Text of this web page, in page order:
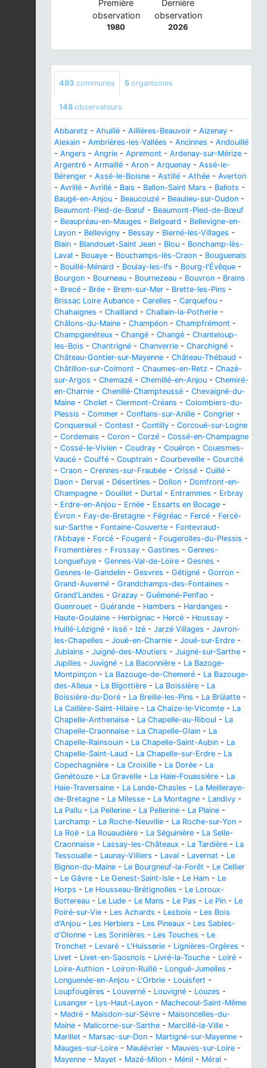
Première
observation
1980
Dernière
observation
2026
493 communes 5 organismes
148 observateurs
Abbaretz - Ahuillé - Aillières-Beauvoir - Aizenay -
Alexain - Ambrières-les-Vallées - Ancinnes - Andouillé
- Angers - Angrie - Apremont - Ardenay-sur-Mérize -
Argentré - Armaillé - Aron - Arquenay - Assé-le-
Bérenger - Assé-le-Boisne - Astillé - Athée - Averton
- Avrillé - Avrillé - Bais - Ballon-Saint Mars - Ballots -
Baugé-en-Anjou - Beaucouzé - Beaulieu-sur-Oudon -
Beaumont-Pied-de-Bœuf - Beaumont-Pied-de-Bœuf
- Beaupréau-en-Mauges - Belgeard - Bellevigne-en-
Layon - Bellevigny - Bessay - Bierné-les-Villages -
Blain - Blandouet-Saint Jean - Blou - Bonchamp-lès-
Laval - Bouaye - Bouchamps-lès-Craon - Bouguenais
- Bouillé-Ménard - Boulay-les-Ifs - Bourg-l'Évêque -
Bourgon - Bourneau - Bournezeau - Bouvron - Brains
- Brecé - Brée - Brem-sur-Mer - Brette-les-Pins -
Brissac Loire Aubance - Carelles - Carquefou -
Chahaignes - Chailland - Challain-la-Potherie -
Châlons-du-Maine - Champéon - Champfrémont -
Champgenéteux - Changé - Changé - Chanteloup-
les-Bois - Chantrigné - Chanverrie - Charchigné -
Château-Gontier-sur-Mayenne - Château-Thébaud -
Châtillon-sur-Colmont - Chaumes-en-Retz - Chazé-
sur-Argos - Chemazé - Chemillé-en-Anjou - Chemiré-
en-Charnie - Chenillé-Champteussé - Chevaigné-du-
Maine - Cholet - Clermont-Créans - Colombiers-du-
Plessis - Commer - Conflans-sur-Anille - Congrier -
Conquereuil - Contest - Contilly - Corcoué-sur-Logne
- Cordemais - Coron - Corzé - Cossé-en-Champagne
- Cossé-le-Vivien - Coudray - Couëron - Couesmes-
Vaucé - Couffé - Couptrain - Courbeveille - Courcité
- Craon - Crennes-sur-Fraubée - Crissé - Cuillé -
Daon - Derval - Désertines - Dollon - Domfront-en-
Champagne - Douillet - Durtal - Entrammes - Erbray
- Erdre-en-Anjou - Ernée - Essarts en Bocage -
Évron - Fay-de-Bretagne - Fégréac - Fercé - Fercé-
sur-Sarthe - Fontaine-Couverte - Fontevraud-
l'Abbaye - Forcé - Fougeré - Fougerolles-du-Plessis -
Fromentières - Frossay - Gastines - Gennes-
Longuefuye - Gennes-Val-de-Loire - Gesnes -
Gesnes-le-Gandelin - Gesvres - Gétigné - Gorron -
Grand-Auverné - Grandchamps-des-Fontaines -
Grand'Landes - Grazay - Guémené-Penfao -
Guenrouet - Guérande - Hambers - Hardanges -
Haute-Goulaine - Herbignac - Hercé - Houssay -
Huillé-Lézigné - Issé - Izé - Jarzé Villages - Javron-
les-Chapelles - Joué-en-Charnie - Joué-sur-Erdre -
Jublains - Juigné-des-Moutiers - Juigné-sur-Sarthe -
Jupilles - Juvigné - La Baconnière - La Bazoge-
Montpinçon - La Bazouge-de-Chemeré - La Bazouge-
des-Alleux - La Bigottière - La Boissière - La
Boissière-du-Doré - La Breille-les-Pins - La Brûlatte -
La Caillère-Saint-Hilaire - La Chaize-le-Vicomte - La
Chapelle-Anthenaise - La Chapelle-au-Riboul - La
Chapelle-Craonnaise - La Chapelle-Glain - La
Chapelle-Rainsouin - La Chapelle-Saint-Aubin - La
Chapelle-Saint-Laud - La Chapelle-sur-Erdre - La
Copechagnière - La Croixille - La Dorée - La
Genétouze - La Gravelle - La Haie-Fouassière - La
Haie-Traversaine - La Lande-Chasles - La Meilleraye-
de-Bretagne - La Milesse - La Montagne - Landivy -
La Pallu - La Pellerine - La Pellerine - La Plaine -
Larchamp - La Roche-Neuville - La Roche-sur-Yon -
La Roë - La Rouaudière - La Séguinière - La Selle-
Craonnaise - Lassay-les-Châteaux - La Tardière - La
Tessoualle - Launay-Villiers - Laval - Lavernat - Le
Bignon-du-Maine - Le Bourgneuf-la-Forêt - Le Cellier
- Le Gâvre - Le Genest-Saint-Isle - Le Ham - Le
Horps - Le Housseau-Brétignolles - Le Loroux-
Bottereau - Le Lude - Le Mans - Le Pas - Le Pin - Le
Poiré-sur-Vie - Les Achards - Lesbois - Les Bois
d'Anjou - Les Herbiers - Les Pineaux - Les Sables-
d'Olonne - Les Sorinières - Les Touches - Le
Tronchet - Levaré - L'Huisserie - Lignières-Orgères -
Livet - Livet-en-Saosnois - Livré-la-Touche - Loiré -
Loire-Authion - Loiron-Ruillé - Longué-Jumelles -
Longuenée-en-Anjou - L'Orbrie - Louisfert -
Loupfougères - Louverné - Louvigné - Louzes -
Lusanger - Lys-Haut-Layon - Machecoul-Saint-Même
- Madré - Maisdon-sur-Sèvre - Maisoncelles-du-
Maine - Malicorne-sur-Sarthe - Marcillé-la-Ville -
Marillet - Marsac-sur-Don - Martigné-sur-Mayenne -
Mauges-sur-Loire - Maulévrier - Mauves-sur-Loire -
Mayenne - Mayet - Mazé-Milon - Ménil - Méral -